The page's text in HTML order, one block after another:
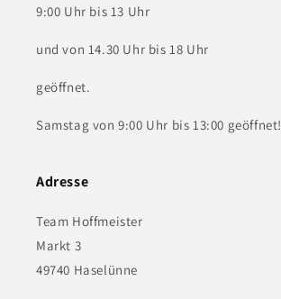
9:00 Uhr bis 13 Uhr
und von 14.30 Uhr bis 18 Uhr
geöffnet.
Samstag von 9:00 Uhr bis 13:00 geöffnet!
Adresse
Team Hoffmeister
Markt 3
49740 Haselünne